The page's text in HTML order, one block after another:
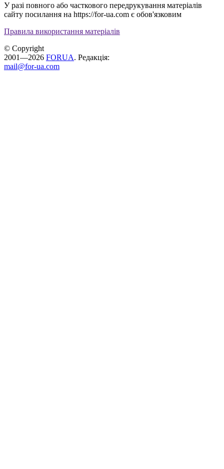
У разі повного або часткового передрукування матеріалів
сайту посилання на https://for-ua.com є обов'язковим
Правила використання матеріалів
© Copyright
2001—2026 FORUA. Редакція:
mail@for-ua.com